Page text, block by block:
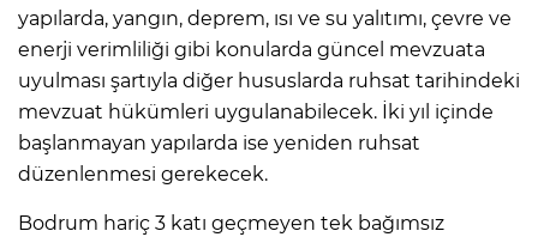
yapılarda, yangın, deprem, ısı ve su yalıtımı, çevre ve
enerji verimliliği gibi konularda güncel mevzuata
uyulması şartıyla diğer hususlarda ruhsat tarihindeki
mevzuat hükümleri uygulanabilecek. İki yıl içinde
başlanmayan yapılarda ise yeniden ruhsat
düzenlenmesi gerekecek.
Bodrum hariç 3 katı geçmeyen tek bağımsız